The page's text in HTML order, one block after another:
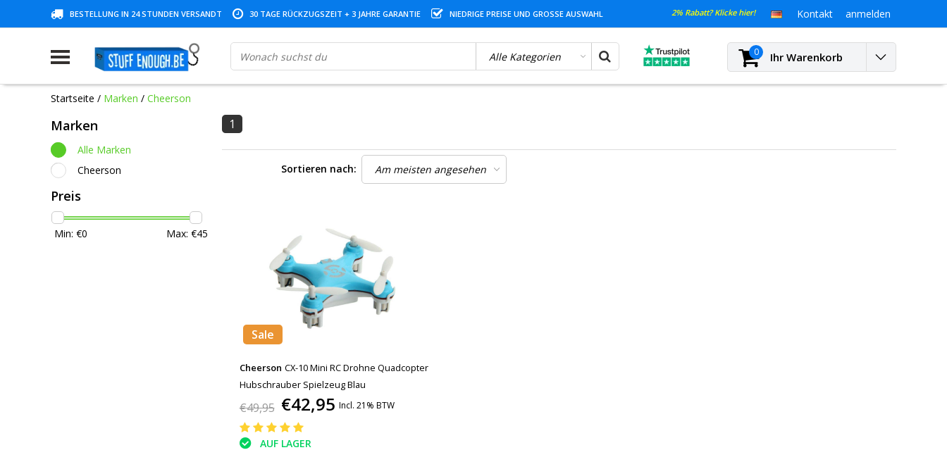
BESTELLUNG IN 24 STUNDEN VERSANDT 30 TAGE RÜCKZUGSZEIT + 3 JAHRE GARANTIE NIEDRIGE PREISE UND GROSSE AUSWAHL 2% Rabatt? Klicke hier! Kontakt anmelden
0 Ihr Warenkorb
Startseite / Marken / Cheerson
Marken
Alle Marken
Cheerson
Preis
Min: €0 Max: €45
1
Sortieren nach:
Sale
Cheerson CX-10 Mini RC Drohne Quadcopter
Hubschrauber Spielzeug Blau
€49,95 €42,95 Incl. 21% BTW
AUF LAGER